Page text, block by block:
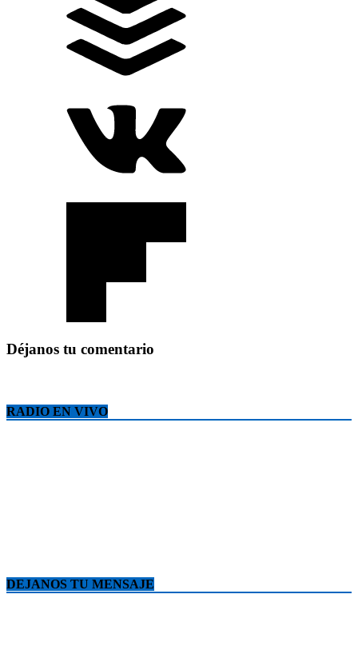
Déjanos tu comentario
RADIO EN VIVO
DEJANOS TU MENSAJE